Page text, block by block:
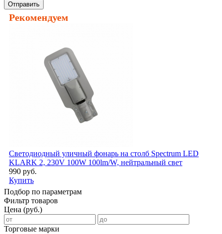
Отправить
Рекомендуем
Светодиодный уличный фонарь на столб Spectrum LED
KLARK 2, 230V 100W 100lm/W, нейтральный свет
990 руб.
Купить
Подбор по параметрам
Фильтр товаров
Цена (руб.)
Торговые марки